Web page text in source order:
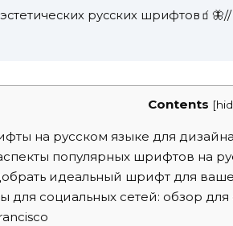
эстетических русских
Contents [
на русском языке для
популярных шрифтов на
идеальный шрифт для
для социальных сетей: обзор для